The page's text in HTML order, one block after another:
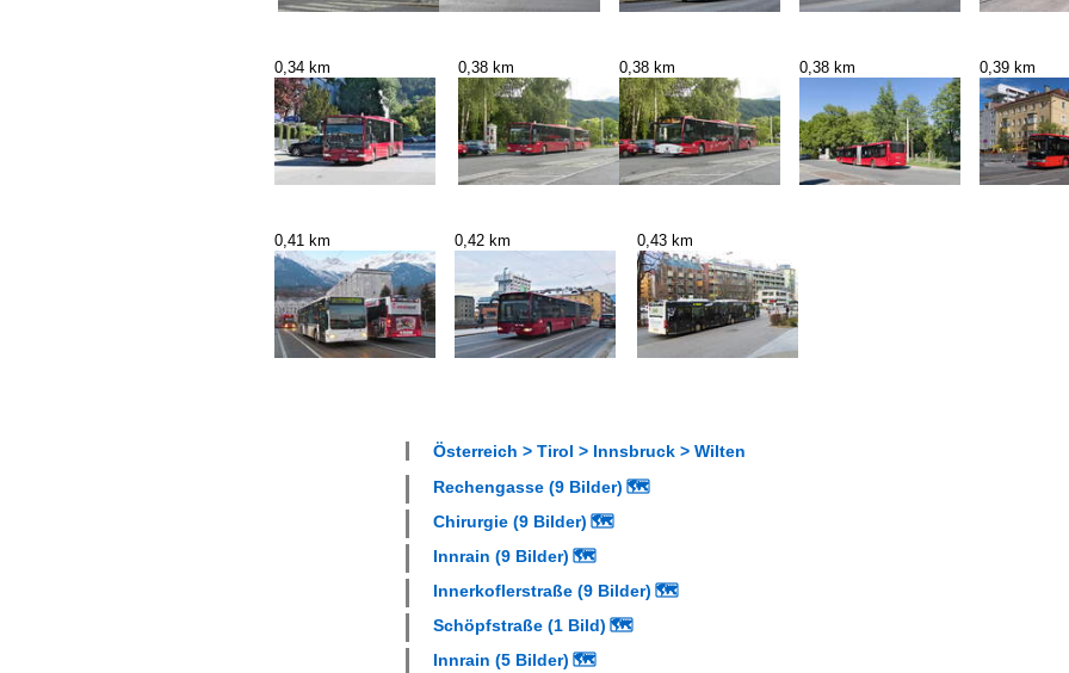
0,34 km 0,38 km 0,38 km 0,38 km 0,39 km
0,41 km 0,42 km 0,43 km
Österreich > Tirol > Innsbruck > Wilten
Rechengasse (9 Bilder) 🗺
Chirurgie (9 Bilder) 🗺
Innrain (9 Bilder) 🗺
Innerkoflerstraße (9 Bilder) 🗺
Schöpfstraße (1 Bild) 🗺
Innrain (5 Bilder) 🗺